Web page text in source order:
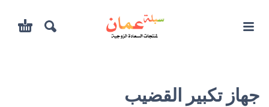
جهاز تكبير القضيب